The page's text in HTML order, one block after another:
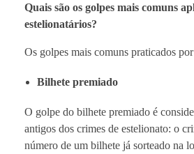
Quais são os golpes mais comuns
estelionatários?
Os golpes mais comuns praticados
Bilhete premiado
O golpe do bilhete premiado é
antigos dos crimes de estelionato: o
número de um bilhete já sorteado na